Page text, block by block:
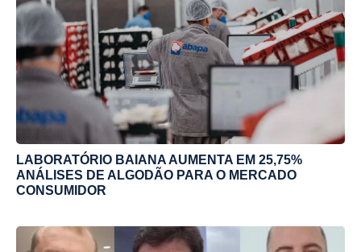
LABORATÓRIO BAIANA AUMENTA EM 25,75%
ANÁLISES DE ALGODÃO PARA O MERCADO
CONSUMIDOR